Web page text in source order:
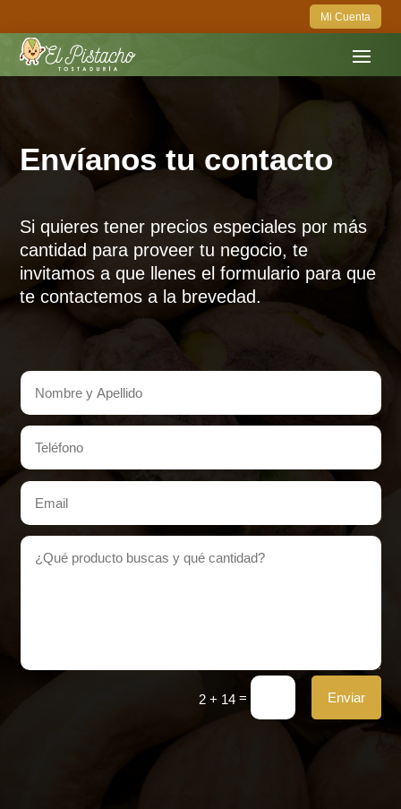
Mi Cuenta
Envíanos tu contacto
Si quieres tener precios especiales por más
cantidad para proveer tu negocio, te
invitamos a que llenes el formulario para que
te contactemos a la brevedad.
2 + 14= Enviar